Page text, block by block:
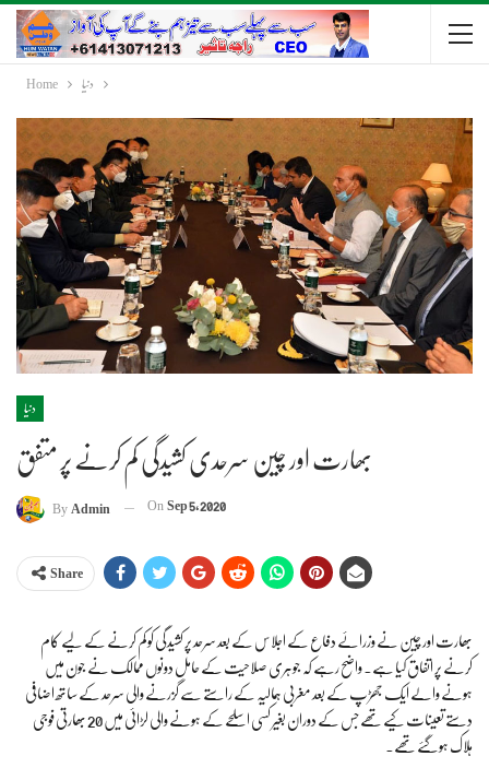
Home دنیا
دنیا
بھارت اور چین سرحدی کشیدگی کم کرنے پر متفق
ByAdmin OnSep 5, 2020
Share
بھارت اور چین نے وزرائے دفاع کے اجلاس کے بعد سرحد پر کشیدگی کو کم کرنے کے لیے کام
کرنے پر اتفاق کیا ہے۔ واضح رہے کہ جوہری صلاحیت کے حامل دونوں ممالک نے جون میں
ہونے والے ایک جھڑپ کے بعد مغربی ہمالیہ کے راستے سے گزرنے والی سرحد کے ساتھ اضافی
دستے تعینات کیے تھے جس کے دوران بغیر کسی اسلحے کے ہونے والی لڑائی میں 20 بھارتی فوجی
ہلاک ہوگئے تھے۔